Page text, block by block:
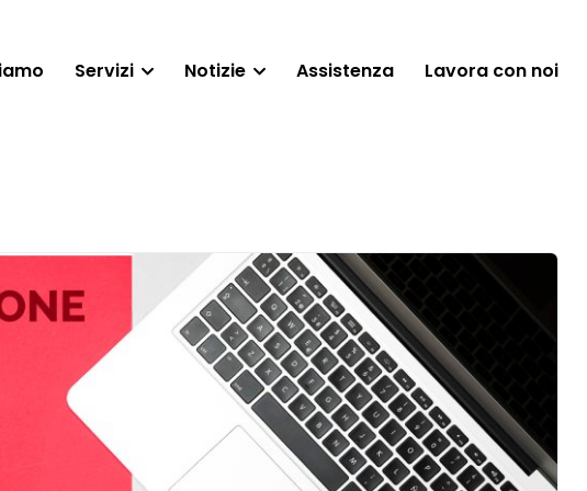
Servizi Notizie Assistenza Lavora con noi